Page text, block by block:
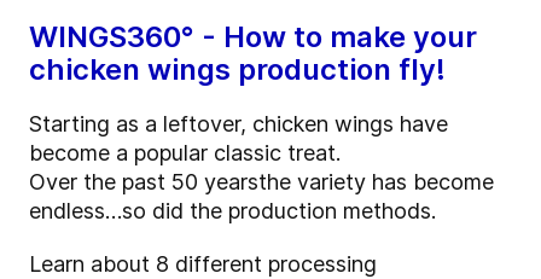
WINGS360° - How to make your
chicken wings production fly!
Starting as a leftover, chicken wings have
become a popular classic treat.
Over the past 50 yearsthe variety has become
endless…so did the production methods.
Learn about 8 different processing